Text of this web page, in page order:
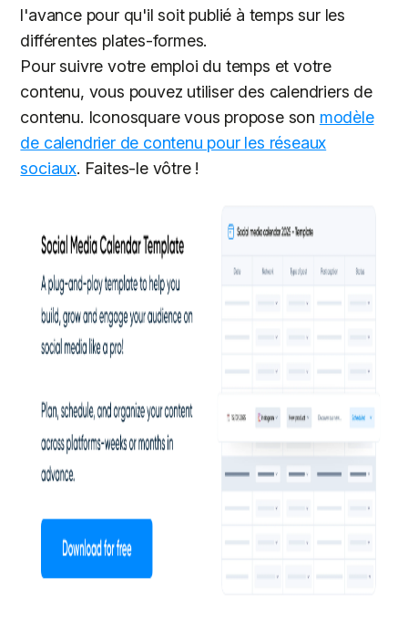
l'avance pour qu'il soit publié à temps sur les
différentes plates-formes.
Pour suivre votre emploi du temps et votre
contenu, vous pouvez utiliser des calendriers de
contenu. Iconosquare vous propose son modèle
de calendrier de contenu pour les réseaux
sociaux. Faites-le vôtre !